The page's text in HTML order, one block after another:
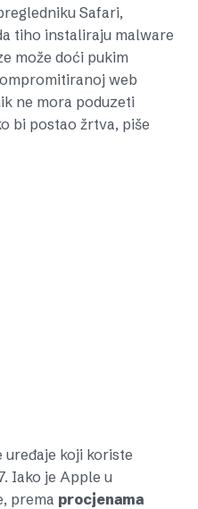
Safari,
tiho instaliraju malware
može doći pukim
web
ne mora poduzeti
bi postao žrtva, piše
uređaje koji koriste
Iako je Apple u
prema procjenama